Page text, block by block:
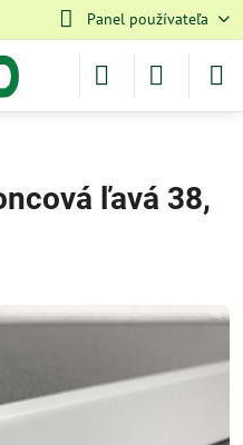
Panel používateľa
ľavá 38,